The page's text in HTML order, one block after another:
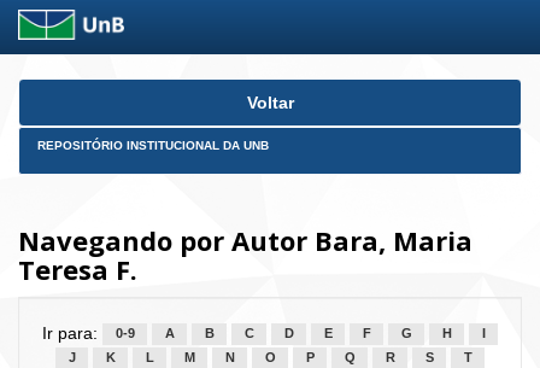
Skip
Voltar
REPOSITÓRIO INSTITUCIONAL DA UNB
Navegando por Autor Bara, Maria
Teresa F.
Ir para: 0-9 A B C D E F G H
J
K L M N O P Q R S
T